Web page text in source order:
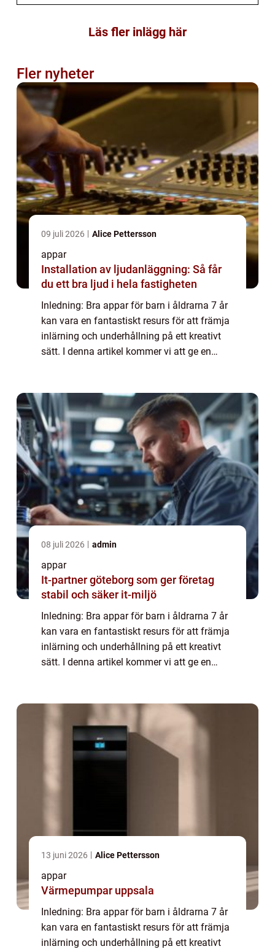
Läs fler inlägg här
Fler nyheter
09 juli 2026 Alice Pettersson
appar
Installation av ljudanläggning: Så får
du ett bra ljud i hela fastigheten
Inledning: Bra appar för barn i åldrarna 7 år
kan vara en fantastiskt resurs för att främja
inlärning och underhållning på ett kreativt
sätt. I denna artikel kommer vi att ge en
08 juli 2026 admin
appar
It-partner göteborg som ger företag
stabil och säker it-miljö
Inledning: Bra appar för barn i åldrarna 7 år
kan vara en fantastiskt resurs för att främja
inlärning och underhållning på ett kreativt
sätt. I denna artikel kommer vi att ge en
13 juni 2026 Alice Pettersson
appar
Värmepumpar uppsala
Inledning: Bra appar för barn i åldrarna 7 år
kan vara en fantastiskt resurs för att främja
inlärning och underhållning på ett kreativt